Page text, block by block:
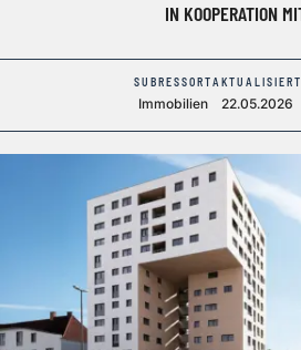
IN KOOPERATION
SUBRESSORT
Immobilien 22.05.2026